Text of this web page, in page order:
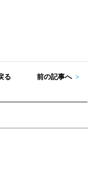
る 前の記事へ